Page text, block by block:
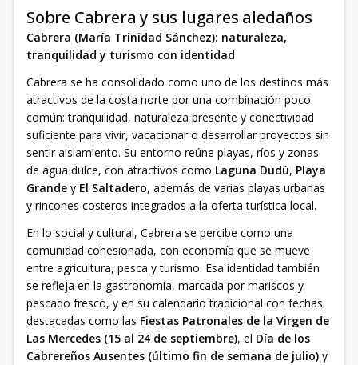
Sobre Cabrera y sus lugares aledaños
Cabrera (María Trinidad Sánchez): naturaleza,
tranquilidad y turismo con identidad
Cabrera se ha consolidado como uno de los destinos más
atractivos de la costa norte por una combinación poco
común: tranquilidad, naturaleza presente y conectividad
suficiente para vivir, vacacionar o desarrollar proyectos sin
sentir aislamiento. Su entorno reúne playas, ríos y zonas
de agua dulce, con atractivos como Laguna Dudú, Playa
Grande y El Saltadero, además de varias playas urbanas
y rincones costeros integrados a la oferta turística local.
En lo social y cultural, Cabrera se percibe como una
comunidad cohesionada, con economía que se mueve
entre agricultura, pesca y turismo. Esa identidad también
se refleja en la gastronomía, marcada por mariscos y
pescado fresco, y en su calendario tradicional con fechas
destacadas como las Fiestas Patronales de la Virgen de
Las Mercedes (15 al 24 de septiembre), el Día de los
Cabrereños Ausentes (último fin de semana de julio) y